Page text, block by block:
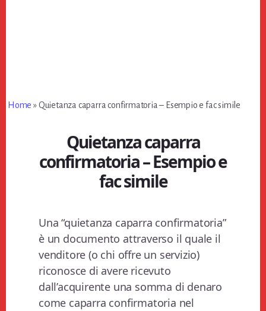
Home »Quietanza caparra confirmatoria – Esempio e fac simile
Quietanza caparra
confirmatoria – Esempio e
fac simile
Una “quietanza caparra confirmatoria”
è un documento attraverso il quale il
venditore (o chi offre un servizio)
riconosce di avere ricevuto
dall’acquirente una somma di denaro
come caparra confirmatoria nel